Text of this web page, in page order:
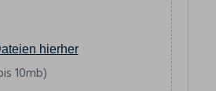
hierher
10mb)